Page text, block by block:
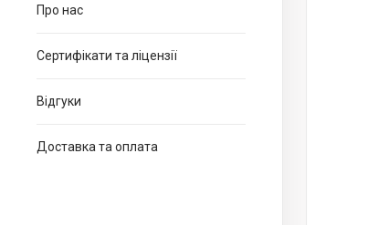
Про нас
Сертифікати та ліцензії
Відгуки
Доставка та оплата